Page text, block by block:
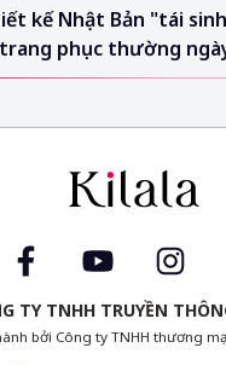
kế Nhật Bản "tái
phục thường
TY TNHH TRUYỀN
bởi Công ty TNHH thương